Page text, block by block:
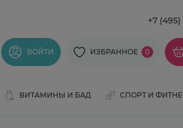
+7
ВОЙТИ ИЗБРАННОЕ 0
ВИТАМИНЫ И БАД СПОРТ И